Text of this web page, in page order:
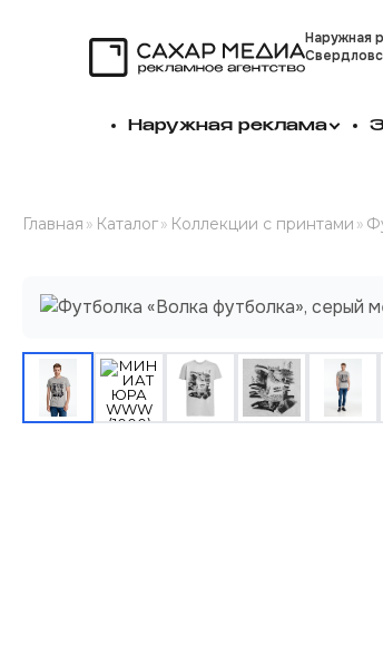
Наружная
Наружная реклама
Главная » Каталог» Коллекции с принтами »